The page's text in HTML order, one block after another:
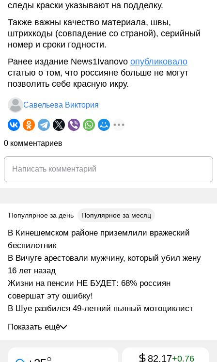
следы краски указывают на подделку.
Также важны качество материала, швы,
штрихкоды (совпадение со страной), серийный
номер и сроки годности.
Ранее издание News1Ivanovo опубликовало
статью о том, что россияне больше не могут
позволить себе красную икру.
Савельева Виктория
0 комментариев
Популярное за день Популярное за месяц
В Кинешемском районе приземлили вражеский
беспилотник
В Вичуге арестовали мужчину, который убил жену
16 лет назад
Жизни на пенсии НЕ БУДЕТ: 68% россиян
совершат эту ошибку!
В Шуе разбился 49-летний пьяный мотоциклист
Показать ещё
○ 82.17+0.76